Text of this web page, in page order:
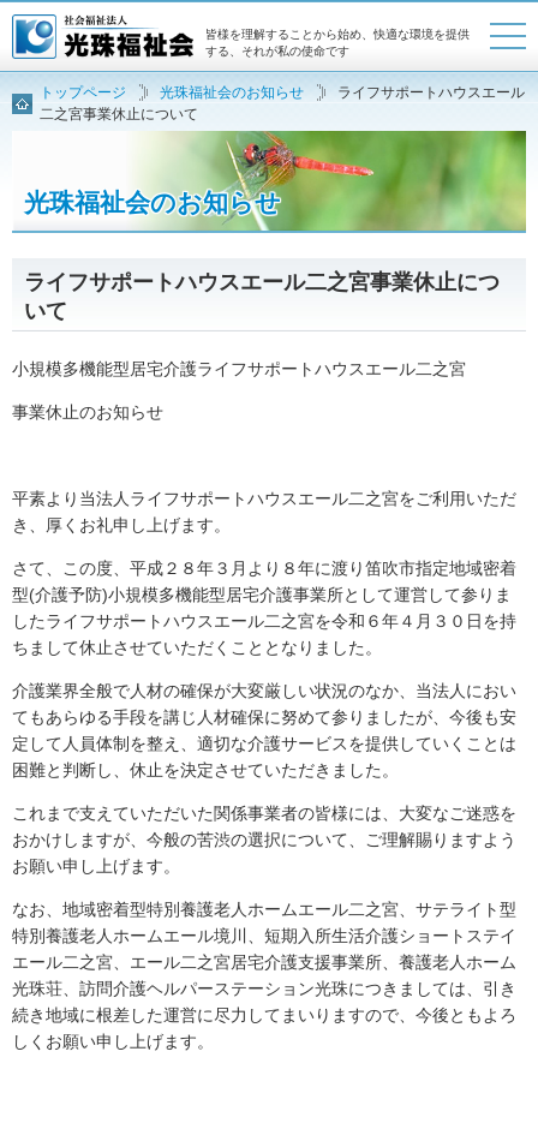
皆様を理解することから始め、快適な環境を提供
する、それが私の使命です
トップページ 法人概要
お問い合わせ・資料請求
トップページ 光珠福祉会のお知らせ
ライフサポートハウスエール
二之宮事業休止について
光珠福祉会のお知らせ
ライフサポートハウスエール二之宮事業休止につ
いて
小規模多機能型居宅介護ライフサポートハウスエール二之宮
事業休止のお知らせ
平素より当法人ライフサポートハウスエール二之宮をご利用いただ
き、厚くお礼申し上げます。
さて、この度、平成２８年３月より８年に渡り笛吹市指定地域密着
型(介護予防)小規模多機能型居宅介護事業所として運営して参りま
したライフサポートハウスエール二之宮を令和６年４月３０日を持
ちまして休止させていただくこととなりました。
介護業界全般で人材の確保が大変厳しい状況のなか、当法人におい
てもあらゆる手段を講じ人材確保に努めて参りましたが、今後も安
定して人員体制を整え、適切な介護サービスを提供していくことは
困難と判断し、休止を決定させていただきました。
これまで支えていただいた関係事業者の皆様には、大変なご迷惑を
おかけしますが、今般の苦渋の選択について、ご理解賜りますよう
お願い申し上げます。
なお、地域密着型特別養護老人ホームエール二之宮、サテライト型
特別養護老人ホームエール境川、短期入所生活介護ショートステイ
エール二之宮、エール二之宮居宅介護支援事業所、養護老人ホーム
光珠荘、訪問介護ヘルパーステーション光珠につきましては、引き
続き地域に根差した運営に尽力してまいりますので、今後ともよろ
しくお願い申し上げます。